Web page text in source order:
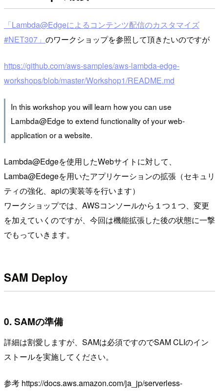
「Lambda@Edgeによるコンテンツ配信のカスタマイズ
#NET307」 のワークショップを参照して頂きたいのですが
https://github.com/aws-samples/aws-lambda-edge-
workshops/blob/master/Workshop1/README.md
In this workshop you will learn how you can use
Lambda@Edge to extend functionality of your web-
application or a website.
Lambda@Edgeを使用したWebサイトに対して、
Lamba@Edegeを用いたアプリケーションの拡張（セキュリ
ティの強化、apiの実装等を行います）
ワークショップでは、AWSコンソールから１つ１つ、変更
を加えていくのですが、今回は機能拡張した後の状態に一撃
でもっていきます。
SAM Deploy
0. SAMの準備
詳細は割愛しますが、SAMは必須ですのでSAM CLIのイン
ストールを実施してください。
参考 https://docs.aws.amazon.com/ja_jp/serverless-